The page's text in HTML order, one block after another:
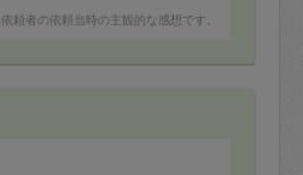
頼者の依頼当時の主観的な感想です。